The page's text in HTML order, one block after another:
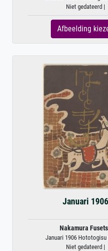
Niet gedateerd |
Afbeelding
Januari 1906
Nakamura
Januari 1906
Niet gedateerd |